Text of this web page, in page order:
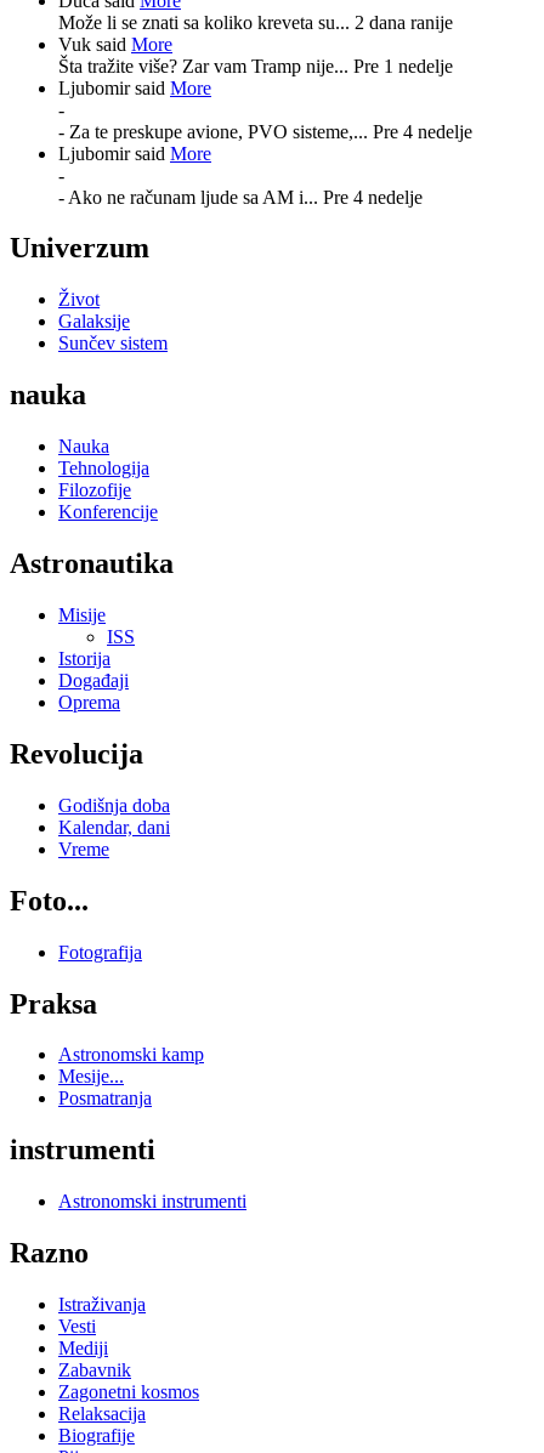
Može li se znati sa koliko kreveta su... 2 dana ranije
Vuk said More
Šta tražite više? Zar vam Tramp nije... Pre 1 nedelje
Ljubomir said More
-
- Za te preskupe avione, PVO sisteme,... Pre 4 nedelje
Ljubomir said More
-
- Ako ne računam ljude sa AM i... Pre 4 nedelje
Univerzum
Život
Galaksije
Sunčev sistem
nauka
Nauka
Tehnologija
Filozofije
Konferencije
Astronautika
Misije
ISS
Istorija
Događaji
Oprema
Revolucija
Godišnja doba
Kalendar, dani
Vreme
Foto...
Fotografija
Praksa
Astronomski kamp
Mesije...
Posmatranja
instrumenti
Astronomski instrumenti
Razno
Istraživanja
Vesti
Mediji
Zabavnik
Zagonetni kosmos
Relaksacija
Biografije